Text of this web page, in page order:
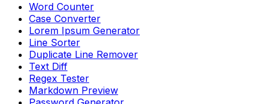
Word Counter
Case Converter
Lorem Ipsum Generator
Line Sorter
Duplicate Line Remover
Text Diff
Regex Tester
Markdown Preview